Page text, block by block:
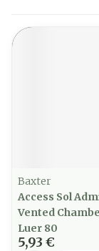
Baxter
Access Sol
Vented
Luer 80
5,93 €